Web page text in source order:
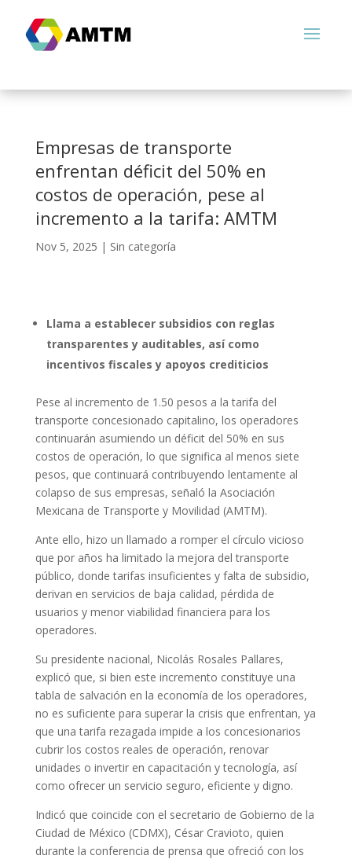
Empresas de transporte
enfrentan déficit del 50% en
costos de operación, pese al
incremento a la tarifa: AMTM
Nov 5, 2025 | Sin categoría
Llama a establecer subsidios con reglas
transparentes y auditables, así como
incentivos fiscales y apoyos crediticios
Pese al incremento de 1.50 pesos a la tarifa del
transporte concesionado capitalino, los operadores
continuarán asumiendo un déficit del 50% en sus
costos de operación, lo que significa al menos siete
pesos, que continuará contribuyendo lentamente al
colapso de sus empresas, señaló la Asociación
Mexicana de Transporte y Movilidad (AMTM).
Ante ello, hizo un llamado a romper el círculo vicioso
que por años ha limitado la mejora del transporte
público, donde tarifas insuficientes y falta de subsidio,
derivan en servicios de baja calidad, pérdida de
usuarios y menor viabilidad financiera para los
operadores.
Su presidente nacional, Nicolás Rosales Pallares,
explicó que, si bien este incremento constituye una
tabla de salvación en la economía de los operadores,
no es suficiente para superar la crisis que enfrentan, ya
que una tarifa rezagada impide a los concesionarios
cubrir los costos reales de operación, renovar
unidades o invertir en capacitación y tecnología, así
como ofrecer un servicio seguro, eficiente y digno.
Indicó que coincide con el secretario de Gobierno de la
Ciudad de México (CDMX), César Cravioto, quien
durante la conferencia de prensa que ofreció con los